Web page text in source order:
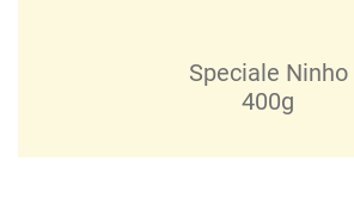
Speciale Ninho
400g